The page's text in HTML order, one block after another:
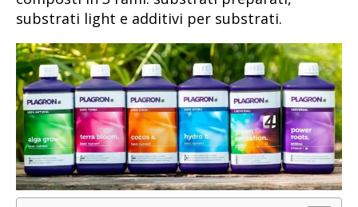
substrati light e additivi per substrati.